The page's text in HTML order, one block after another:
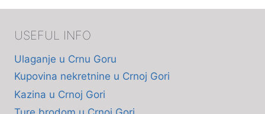
USEFUL INFO
Ulaganje u Crnu Goru
Kupovina nekretnine u Crnoj Gori
Kazina u Crnoj Gori